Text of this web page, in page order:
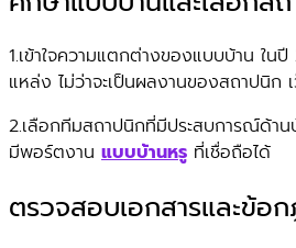
1.เข้าใจความแตกต่างของแบบบ้าน ใ
แหล่ง ไม่ว่าจะเป็นผลงานของสถาปนิ
2.เลือกทีมสถาปนิกที่มีประสบการณ์ด้าน
มีพอร์ตงาน แบบบ้านหรู ที่เชื่อถือได้
ตรวจสอบเอกสารและข้อ